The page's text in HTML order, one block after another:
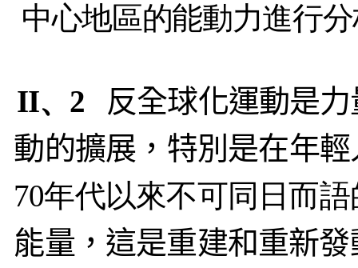
中心地區的能動力進行
II、2
反全球化運動是
動的擴展，特別是在年
70年代以來不可同日而
能量，這是重建和重新